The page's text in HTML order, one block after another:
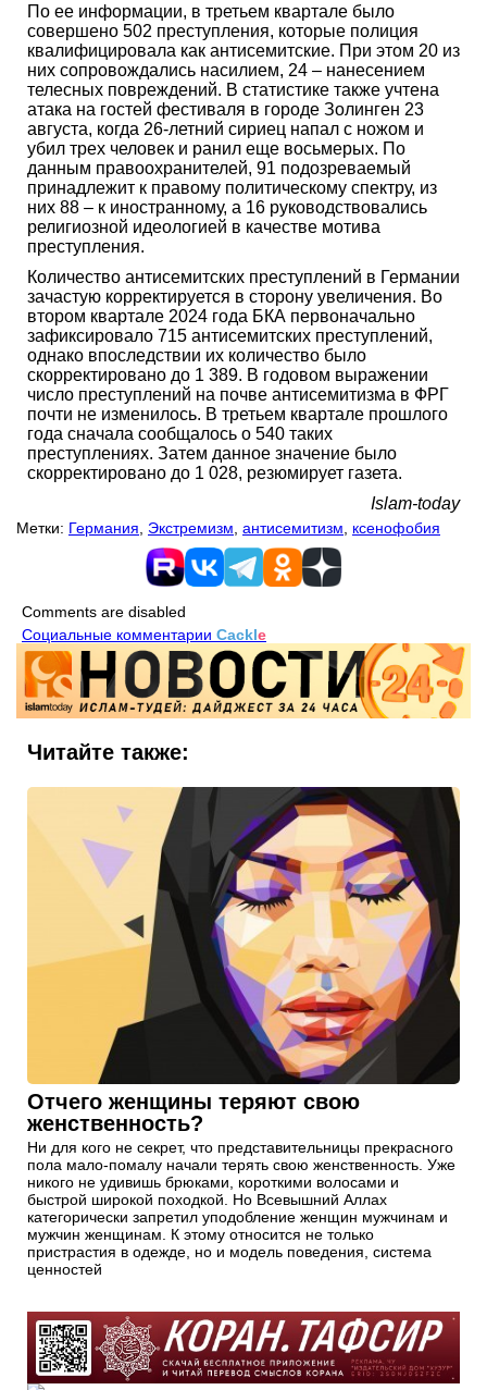
По ее информации, в третьем квартале было
совершено 502 преступления, которые полиция
квалифицировала как антисемитские. При этом 20 из
них сопровождались насилием, 24 – нанесением
телесных повреждений. В статистике также учтена
атака на гостей фестиваля в городе Золинген 23
августа, когда 26-летний сириец напал с ножом и
убил трех человек и ранил еще восьмерых. По
данным правоохранителей, 91 подозреваемый
принадлежит к правому политическому спектру, из
них 88 – к иностранному, а 16 руководствовались
религиозной идеологией в качестве мотива
преступления.
Количество антисемитских преступлений в Германии
зачастую корректируется в сторону увеличения. Во
втором квартале 2024 года БКА первоначально
зафиксировало 715 антисемитских преступлений,
однако впоследствии их количество было
скорректировано до 1 389. В годовом выражении
число преступлений на почве антисемитизма в ФРГ
почти не изменилось. В третьем квартале прошлого
года сначала сообщалось о 540 таких
преступлениях. Затем данное значение было
скорректировано до 1 028, резюмирует газета.
Islam-today
Метки: Германия Экстремизм антисемитизм ксенофобия
Comments are disabled
Социальные комментарии Cackle
Читайте также:
Отчего женщины теряют свою
женственность?
Ни для кого не секрет, что представительницы прекрасного
пола мало-помалу начали терять свою женственность. Уже
никого не удивишь брюками, короткими волосами и
быстрой широкой походкой. Но Всевышний Аллах
категорически запретил уподобление женщин мужчинам и
мужчин женщинам. К этому относится не только
пристрастия в одежде, но и модель поведения, система
ценностей